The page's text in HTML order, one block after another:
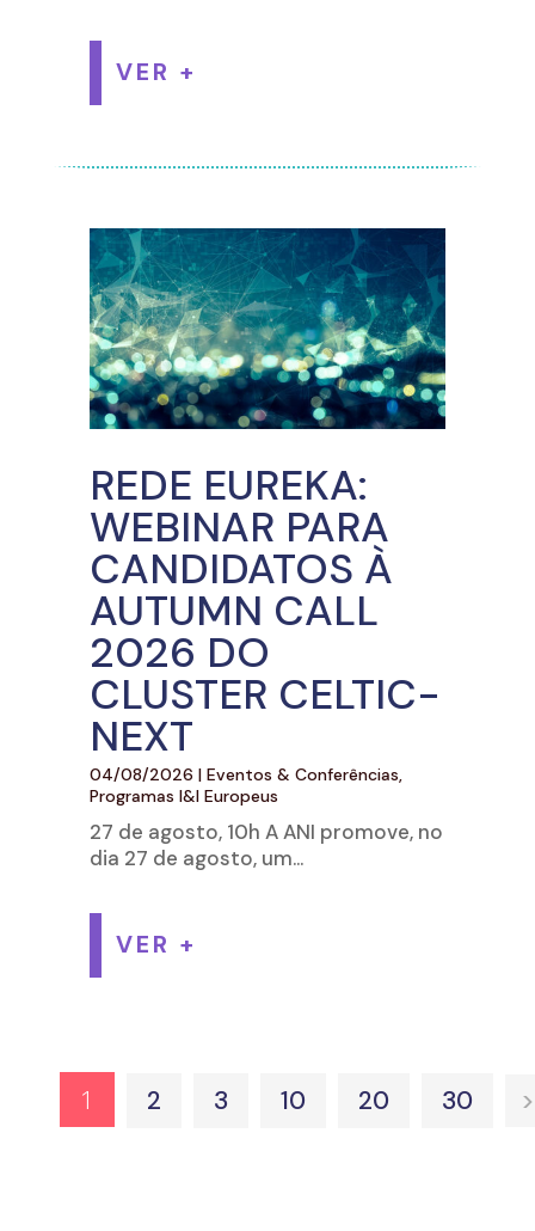
VER +
REDE EUREKA:
WEBINAR PARA
CANDIDATOS À
AUTUMN CALL
2026 DO
CLUSTER CELTIC-
NEXT
04/08/2026 | Eventos & Conferências,
Programas I&I Europeus
27 de agosto, 10h A ANI promove, no
dia 27 de agosto, um...
VER +
1 2 3 10 20 30 >